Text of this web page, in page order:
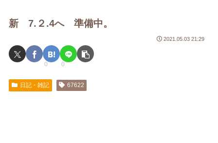
新 7.２.4へ 準備中。
2021.05.03 21:29
0 0
日記・雑記 67622